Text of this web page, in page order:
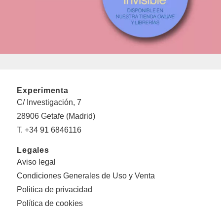
Experimenta
C/ Investigación, 7
28906 Getafe (Madrid)
T. +34 91 6846116
Legales
Aviso legal
Condiciones Generales de Uso y Venta
Politica de privacidad
Política de cookies